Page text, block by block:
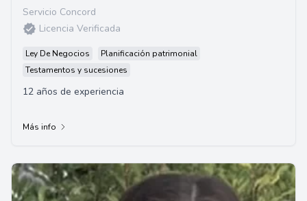
Servicio Concord
Licencia Verificada
Ley De Negocios
Planificación patrimonial
Testamentos y sucesiones
12 años de experiencia
Más info